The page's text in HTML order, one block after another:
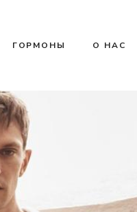
ГОРМОНЫ О НАС